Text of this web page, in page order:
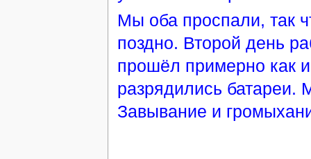
Мы оба проспали, так
поздно. Второй день
прошёл примерно как
разрядились
Завывание и